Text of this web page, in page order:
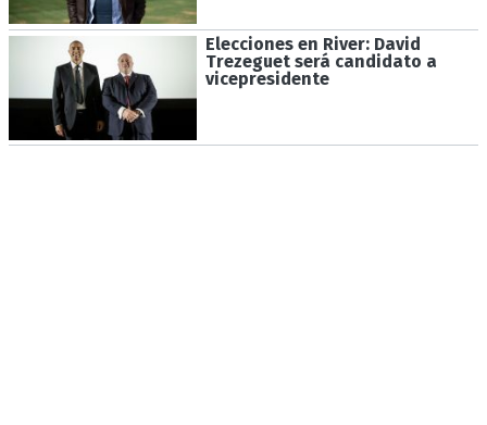
Elecciones en River: David
Trezeguet será candidato a
vicepresidente